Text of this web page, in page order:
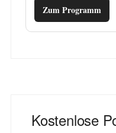
Zum Programm
Kostenlose